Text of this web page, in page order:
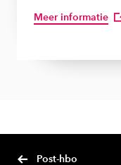
Meer informatie
Post-hbo